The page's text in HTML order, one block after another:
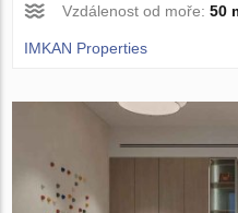
Vzdálenost od moře:50
IMKAN Properties